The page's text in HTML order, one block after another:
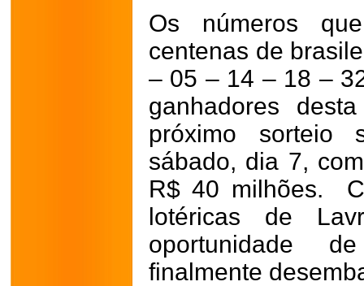
Os números
centenas de
– 05 – 14 – 18 –
ganhadores
próximo sorteio
sábado, dia 7,
R$ 40 milhões.
lotéricas de
oportunidade
finalmente